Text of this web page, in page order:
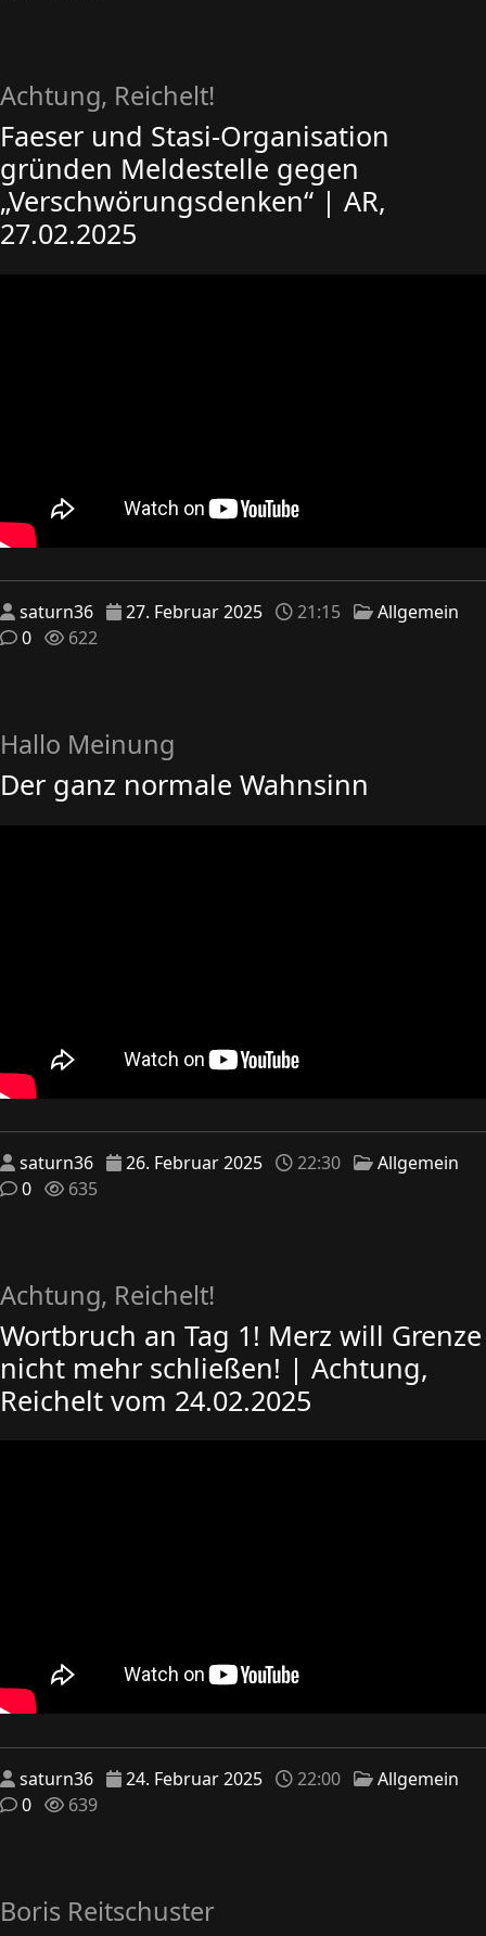
Achtung, Reichelt!
Faeser und Stasi-Organisation
gründen Meldestelle gegen
„Verschwörungsdenken“ | AR,
27.02.2025
saturn36 27. Februar 2025 21:15
Allgemein
0
622
Hallo Meinung
Der ganz normale Wahnsinn
saturn36 26. Februar 2025 22:30
Allgemein
0
635
Achtung, Reichelt!
Wortbruch an Tag 1! Merz will Grenze
nicht mehr schließen! | Achtung,
Reichelt vom 24.02.2025
saturn36 24. Februar 2025 22:00
Allgemein
0
639
Boris Reitschuster